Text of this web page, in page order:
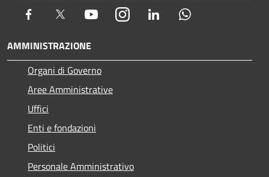
Facebook Twitter YoutubeInstagram LinkedIn
AMMINISTRAZIONE
Organi di Governo
Aree Amministrative
Uffici
Enti e fondazioni
Politici
Personale Amministrativo